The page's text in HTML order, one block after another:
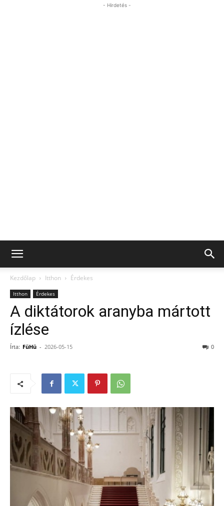
- Hirdetés -
Kezdőlap Itthon Érdekes
Itthon Érdekes
A diktátorok aranyba mártott
ízlése
Írta: FüHü - 2026-05-15 0